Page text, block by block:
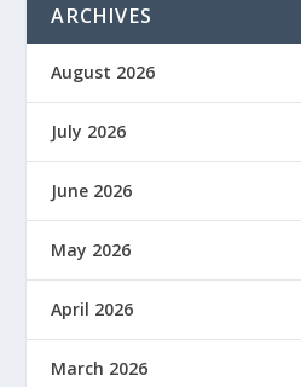
ARCHIVES
August 2026
July 2026
June 2026
May 2026
April 2026
March 2026